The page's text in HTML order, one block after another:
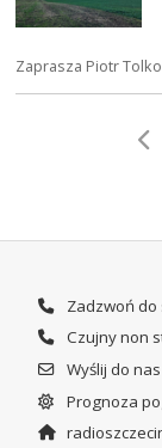
Zaprasza Piotr Tolko
Zadzwoń
Czujny non
Wyślij do
Prognoza